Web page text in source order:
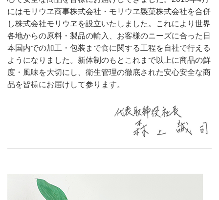
にはモリウヱ商事株式会社・モリウヱ製菓株式会社を合併
し株式会社モリウヱを設立いたしました。これにより世界
各地からの原料・製品の輸入、お客様のニーズに合った日
本国内での加工・包装まで食に関する工程を自社で行える
ようになりました。新体制のもとこれまで以上に商品の鮮
度・風味を大切にし、衛生管理の徹底された安心安全な商
品を皆様にお届けして参ります。